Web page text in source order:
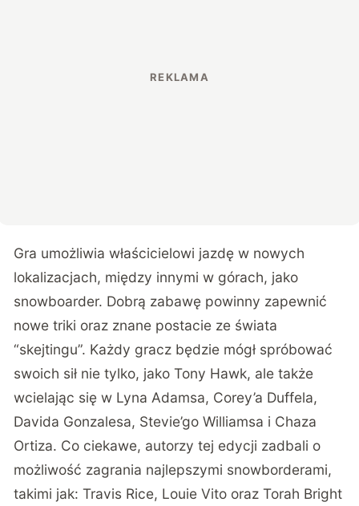
Gra umożliwia właścicielowi jazdę w nowych
lokalizacjach, między innymi w górach, jako
snowboarder. Dobrą zabawę powinny zapewnić
nowe triki oraz znane postacie ze świata
“skejtingu”. Każdy gracz będzie mógł spróbować
swoich sił nie tylko, jako Tony Hawk, ale także
wcielając się w Lyna Adamsa, Corey’a Duffela,
Davida Gonzalesa, Stevie’go Williamsa i Chaza
Ortiza. Co ciekawe, autorzy tej edycji zadbali o
możliwość zagrania najlepszymi snowborderami,
takimi jak: Travis Rice, Louie Vito oraz Torah Bright